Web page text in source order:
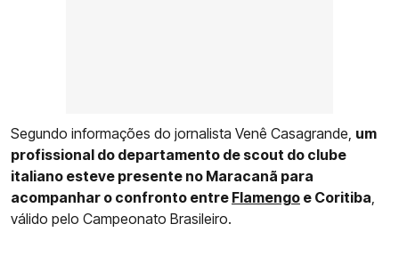
Segundo informações do jornalista Venê Casagrande, um
profissional do departamento de scout do clube
italiano esteve presente no Maracanã para
acompanhar o confronto entre Flamengo e Coritiba
válido pelo Campeonato Brasileiro.